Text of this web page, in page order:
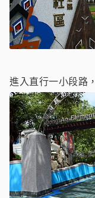
進入直行一小段路